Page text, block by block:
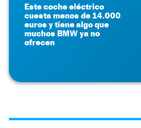
Este coche eléctrico
cuesta menos de 14.000
euros y tiene algo que
muchos BMW ya no
ofrecen